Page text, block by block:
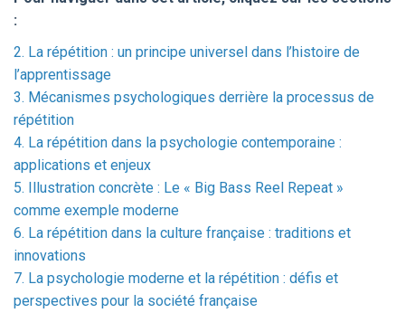
:
2. La répétition : un principe universel dans l’histoire de
l’apprentissage
3. Mécanismes psychologiques derrière la processus de
répétition
4. La répétition dans la psychologie contemporaine :
applications et enjeux
5. Illustration concrète : Le « Big Bass Reel Repeat »
comme exemple moderne
6. La répétition dans la culture française : traditions et
innovations
7. La psychologie moderne et la répétition : défis et
perspectives pour la société française